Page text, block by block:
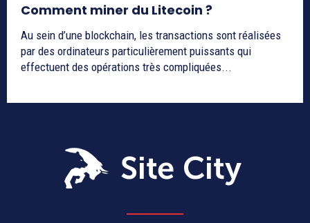
Comment miner du Litecoin ?
Au sein d’une blockchain, les transactions sont réalisées
par des ordinateurs particulièrement puissants qui
effectuent des opérations très compliquées...